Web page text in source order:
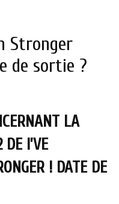
Stronger
de sortie ?
LA
I’VE
! DATE DE